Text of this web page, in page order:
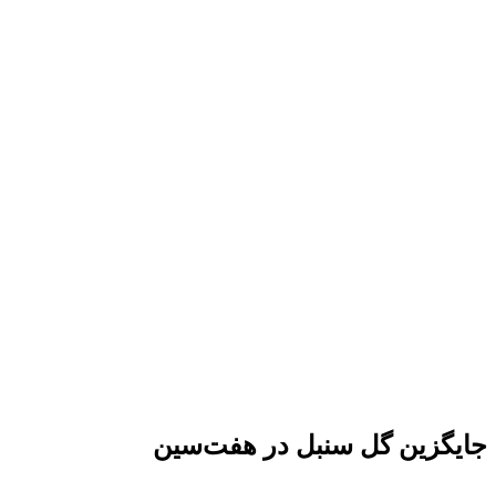
جایگزین گل سنبل در هفت‌سین